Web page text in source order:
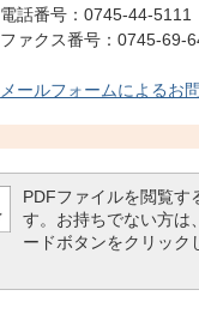
電話番号：0745-44-5111
ファクス番号：0745-69-
メールフォームによるお
PDFファイルを閲覧
す。お持ちでない方は
ードボタンをクリック